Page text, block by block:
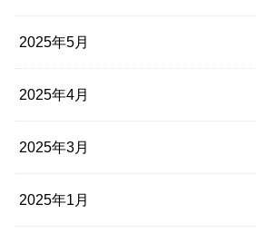
2025年5月
2025年4月
2025年3月
2025年1月